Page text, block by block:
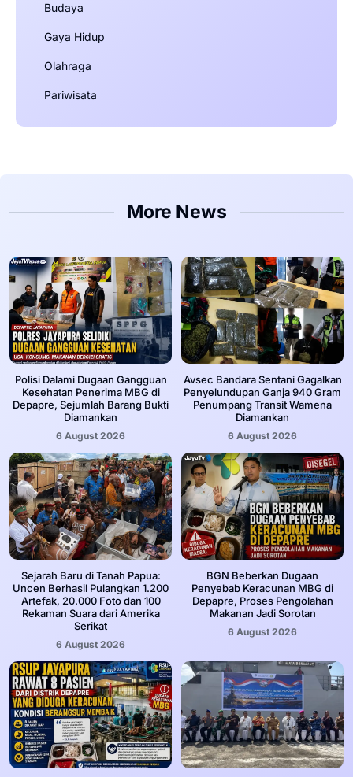
Budaya
Gaya Hidup
Olahraga
Pariwisata
More News
‎Polisi Dalami Dugaan Gangguan
Kesehatan Penerima MBG di
Depapre, Sejumlah Barang Bukti
Diamankan
6 August 2026
Avsec Bandara Sentani Gagalkan
Penyelundupan Ganja 940 Gram
Penumpang Transit Wamena
Diamankan
6 August 2026
Sejarah Baru di Tanah Papua:
Uncen Berhasil Pulangkan 1.200
Artefak, 20.000 Foto dan 100
Rekaman Suara dari Amerika
Serikat
6 August 2026
BGN Beberkan Dugaan
Penyebab Keracunan MBG di
Depapre, Proses Pengolahan
Makanan Jadi Sorotan
6 August 2026